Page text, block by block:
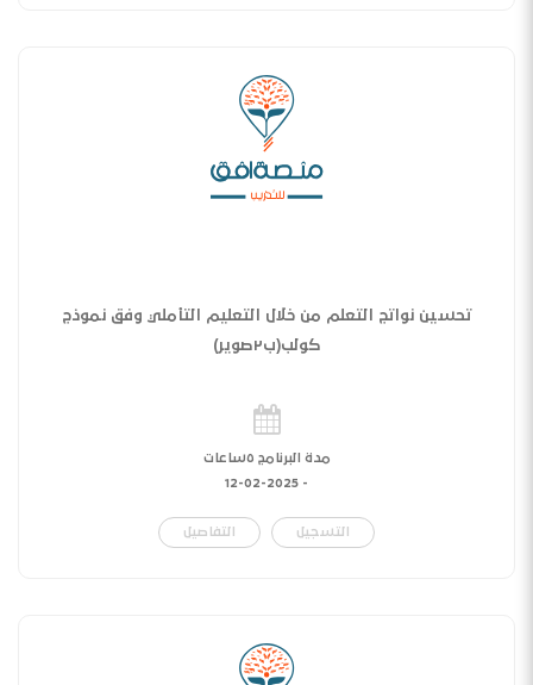
تحسين نواتج التعلم من خلال التعليم التأملي وفق نموذج
كولب(ب٢صوير)
مدة البرنامج ٥ساعات
-
12-02-2025
التسجيل التفاصيل